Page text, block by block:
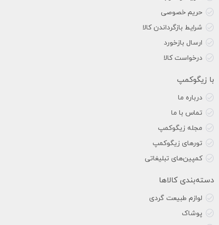
حریم خصوصی
شرایط بازگرداندن کالا
ارسال بازخورد
درخواست کالا
با زیگوکمپ
درباره ما
تماس با ما
مجله زیگوکمپ
تورهای زیگوکمپ
کمپین‌های تبلیغاتی
دسته‌بندی کالاها
لوازم طبیعت گردی
پوشاک